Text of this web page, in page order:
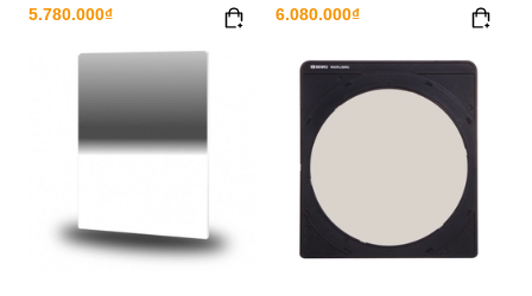
MAGND32S1517
5.780.000₫ 6.080.000₫